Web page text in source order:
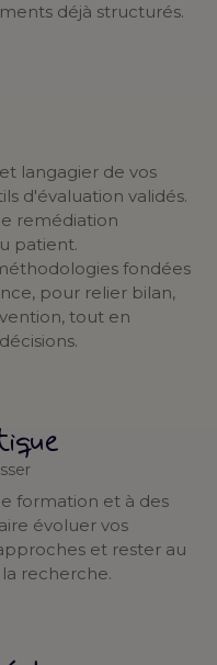
déjà structurés.
langagier de vos
d'évaluation validés.
remédiation
patient.
fondées
pour relier bilan,
tout en
formation et à des
évoluer vos
et rester au
recherche.